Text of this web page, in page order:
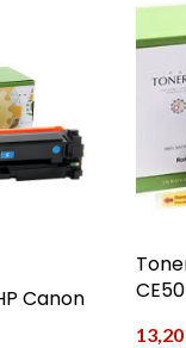
Canon
13,20